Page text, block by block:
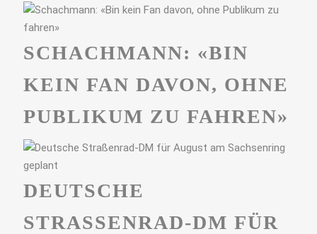
SCHACHMANN: «BIN
KEIN FAN DAVON, OHNE
PUBLIKUM ZU FAHREN»
DEUTSCHE
STRASSENRAD-DM FÜR A